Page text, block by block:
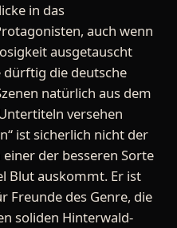
in das
auch wenn
ausgetauscht
die deutsche
natürlich aus dem
versehen
ist sicherlich nicht der
der besseren Sorte
Blut auskommt. Er ist
Freunde des Genre, die
soliden Hinterwald-